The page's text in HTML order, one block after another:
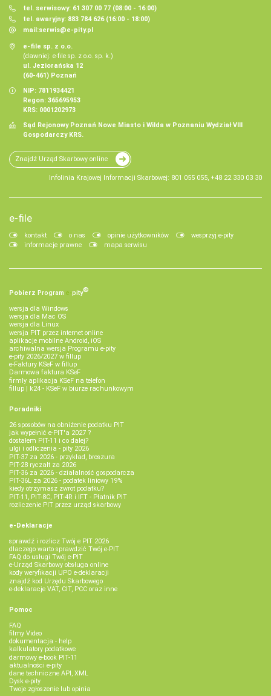
tel. serwisowy: 61 307 00 77 (08:00 - 16:00)
tel. awaryjny: 883 784 626 (16:00 - 18:00)
mail:serwis@e-pity.pl
e-file sp. z o.o.
(dawniej: e-file sp. z o.o. sp. k.)
ul. Jeziorańska 12
(60-461) Poznań
NIP: 7811934421
Regon: 365695953
KRS: 0001202973
Sąd Rejonowy Poznań Nowe Miasto i Wilda w Poznaniu Wydział VIII
Gospodarczy KRS.
Znajdź Urząd Skarbowy online
Infolinia Krajowej Informacji Skarbowej: 801 055 055, +48 22 330 03 30
e-file
kontakt o nas opinie użytkowników
wesprzyj e-pity
informacje prawne
mapa serwisu
Pobierz Program e‑pity®
wersja dla Windows
wersja dla Mac OS
wersja dla Linux
wersja PIT przez internet online
aplikacje mobilne Android, iOS
archiwalna wersja Programu e-pity
e-pity 2026/2027 w fillup
e‑Faktury KSeF w fillup
Darmowa faktura KSeF
firmly aplikacja KSeF na telefon
fillup | k24 - KSeF w biurze rachunkowym
Poradniki
26 sposobów na obniżenie podatku PIT
jak wypełnić e-PIT'a 2027 ?
dostałem PIT-11 i co dalej?
ulgi i odliczenia - pity 2026
PIT-37 za 2026 - przykład, broszura
PIT-28 ryczałt za 2026
PIT-36 za 2026 - działalność gospodarcza
PIT-36L za 2026 - podatek liniowy 19%
kiedy otrzymasz zwrot podatku?
PIT-11, PIT-8C, PIT-4R i IFT - Płatnik PIT
rozliczenie PIT przez urząd skarbowy
e-Deklaracje
sprawdź i rozlicz Twój e PIT 2026
dlaczego warto sprawdzić Twój e-PIT
FAQ do usługi Twój e-PIT
e-Urząd Skarbowy obsługa online
kody weryfikacji UPO e-deklaracji
znajdź kod Urzędu Skarbowego
e-deklaracje VAT, CIT, PCC oraz inne
Pomoc
FAQ
filmy Video
dokumentacja - help
kalkulatory podatkowe
darmowy e-book PIT-11
aktualności e-pity
dane techniczne API, XML
Dysk e-pity
Twoje zgłoszenie lub opinia